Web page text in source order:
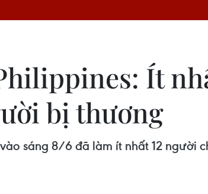
Ít
bị thương
sáng 8/6 đã làm ít nhất 12 người